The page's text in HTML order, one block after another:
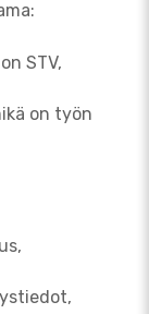
STV,
on työn